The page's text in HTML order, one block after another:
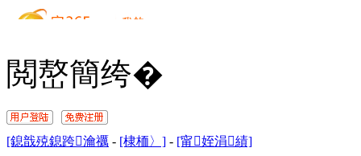
閲嶅簡绔�
[鎴戠殑鎴跨瀹禲 - [棣栭〉] - [甯姪涓績]